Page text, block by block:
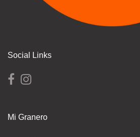
Social Links
Mi Granero